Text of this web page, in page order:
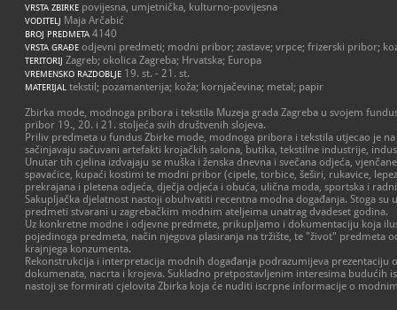
VRSTA ZBIRKE povijesna, umjetnička, kulturno-povijesna
VODITELJ Maja Arčabić
BROJ PREDMETA 4140
VRSTA GRAĐE odjevni predmeti; modni pribor; zastave; vrpce; frizerski pribor;
TERITORIJ Zagreb; okolica Zagreba; Hrvatska; Europa
VREMENSKO RAZDOBLJE 19. st. - 21. st.
MATERIJAL tekstil; pozamanterija; koža; kornjačevina; metal; papir
Zbirka mode, modnoga pribora i tekstila Muzeja grada Zagreba u svojem
pribor 19., 20. i 21. stoljeća svih društvenih slojeva.
Priliv predmeta u fundus Zbirke mode, modnoga pribora i tekstila utjecao je
sačinjavaju sačuvani artefakti krojačkih salona, butika, tekstilne industrije,
Unutar tih cjelina izdvajaju se muška i ženska dnevna i svečana odjeća,
spavaćice, kupaći kostimi te modni pribor (cipele, torbice, šeširi, rukavice,
prekrajana i pletena odjeća, dječja odjeća i obuća, ulična moda, sportska i
Sakupljačka djelatnost nastoji obuhvatiti recentna modna događanja. Stoga su
predmeti stvarani u zagrebačkim modnim ateljeima unatrag dvadeset godina.
Uz konkretne modne i odjevne predmete, prikupljamo i dokumentaciju koja
pojedinoga predmeta, način njegova plasiranja na tržište, te "život" predmeta
krajnjega konzumenta.
Rekonstrukcija i interpretacija modnih događanja podrazumijeva prezentaciju
dokumenata, nacrta i krojeva. Sukladno pretpostavljenim interesima budućih
nastoji se formirati cjelovita Zbirka koja će nuditi iscrpne informacije o